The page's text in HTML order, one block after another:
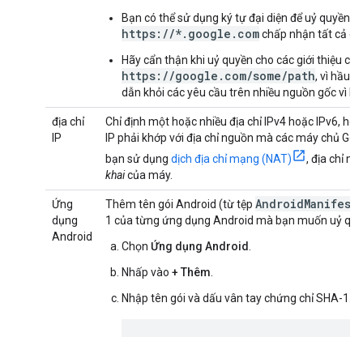
Bạn có thể sử dụng ký tự đại diện để uỷ quyền
https://*.google.comchấp nhận tất cả
Hãy cẩn thận khi uỷ quyền cho các giới thiệu có
https://google.com/some/path, vì hầu
dẫn khỏi các yêu cầu trên nhiều nguồn gốc vì lý
địa chỉ
IP
Chỉ định một hoặc nhiều địa chỉ IPv4 hoặc IPv6,
IP phải khớp với địa chỉ nguồn mà các máy chủ
bạn sử dụng dịch địa chỉ mạng (NAT)
, địa chỉ
khaicủa máy.
Ứng
dụng
Android
Thêm tên gói Android (từ tệp
1 của từng ứng dụng Android mà bạn muốn uỷ
Chọn Ứng dụng Android
Nhấp vào + Thêm
Nhập tên gói và dấu vân tay chứng chỉ SHA-1.